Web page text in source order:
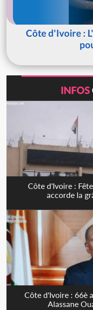
Côte d'Ivoire :
INFOS
Côte d'Ivoire :
accorde la
Côte d'Ivoire : 66è
Alassane